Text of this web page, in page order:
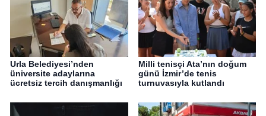
Urla Belediyesi’nden
üniversite adaylarına
ücretsiz tercih danışmanlığı
Milli tenisçi Ata’nın doğum
günü İzmir’de tenis
turnuvasıyla kutlandı